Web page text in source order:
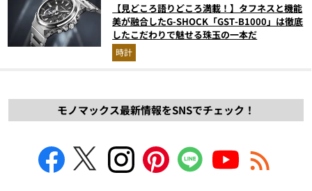
【見どころ語りどころ満載！】タフネスと機能
美が融合したG-SHOCK「GST-B1000」は徹底
したこだわりで魅せる珠玉の一本だ
時計
モノマックス最新情報をSNSでチェック！